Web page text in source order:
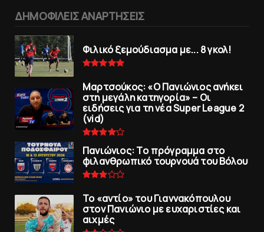
ΔΗΜΟΦΙΛΕΙΣ ΑΝΑΡΤΗΣΕΙΣ
Φιλικό ξεμούδιασμα με... 8 γκολ!
Μαρτσούκος: «Ο Πανιώνιος ανήκει
στη μεγάλη κατηγορία» – Οι
ειδήσεις για τη νέα Super League 2
(vid)
Πανιώνιoς: Tο πρόγραμμα στο
φιλανθρωπικό τουρνουά του Bόλου
To «αντίο» του Γιαννακόπουλου
στον Πανιώνιο με ευχαριστίες και
αιχμές